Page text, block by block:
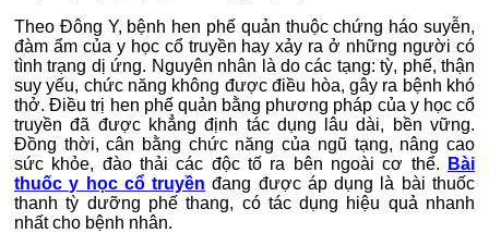
Theo Đông Y, bệnh hen phế quản thuộc chứng háo suyễn,
đàm ẩm của y học cổ truyền hay xảy ra ở những người có
tình trạng dị ứng. Nguyên nhân là do các tạng: tỳ, phế, thận
suy yếu, chức năng không được điều hòa, gây ra bệnh khó
thở. Điều trị hen phế quản bằng phương pháp của y học cổ
truyền đã được khẳng định tác dụng lâu dài, bền vững.
Đồng thời, cân bằng chức năng của ngũ tạng, nâng cao
sức khỏe, đào thải các độc tố ra bên ngoài cơ thể.
Bài
thuốc y học cổ truyền đang được áp dụng là bài thuốc
thanh tỳ dưỡng phế thang, có tác dụng hiệu quả nhanh
nhất cho bệnh nhân.